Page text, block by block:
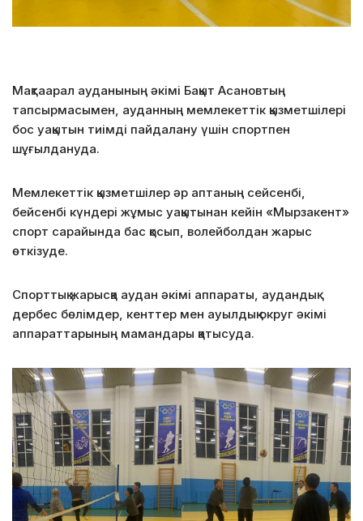
Мақтаарал ауданының әкімі Бақыт Асановтың
тапсырмасымен, ауданның мемлекеттік қызметшілері
бос уақытын тиімді пайдалану үшін спортпен
шұғылдануда.
Мемлекеттік қызметшілер әр аптаның сейсенбі,
бейсенбі күндері жұмыс уақытынан кейін «Мырзакент»
спорт сарайында бас қосып, волейболдан жарыс
өткізуде.
Спорттық жарысқа аудан әкімі аппараты, аудандық
дербес бөлімдер, кенттер мен ауылдық округ әкімі
аппараттарының мамандары қатысуда.